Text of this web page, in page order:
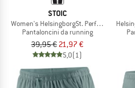
STOIC
Women's HelsingborgSt. Performance
Pantaloncini da running
39,95 € 21,97 €
5,0(1)